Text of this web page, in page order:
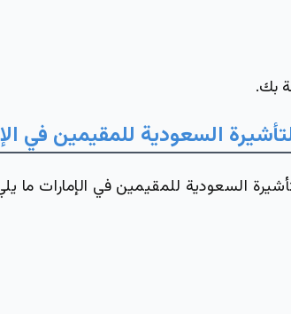
بك.
السعودية للمقيمين في
السعودية للمقيمين في الإمارات ما